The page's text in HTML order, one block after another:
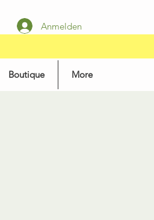
Anmelden
Boutique More